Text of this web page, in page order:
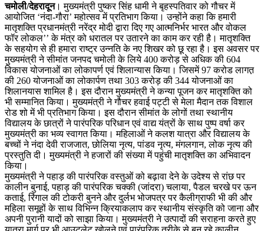
चमोली/देहरादून। मुख्यमंत्री पुष्कर सिंह धामी ने बृहस्पतिवार को गौचर में
आयोजित ‘नंदा-गौरा’ महोत्सव में प्रतिभाग किया। उन्होंने कहा कि हमारी
मातृशक्ति प्रधानमंत्री नरेंद्र मोदी द्वारा दिए गए आत्मनिर्भर भारत और वोकल
फॉर लोकल’’ के मंत्र को धरातल पर उतारने का काम कर रही है। मातृशक्ति
के सहयोग से ही हमारा राष्ट्र उन्नति के नए शिखर को छू रहा है। इस अवसर पर
मुख्यमंत्री ने सीमांत जनपद चमोली के लिये 400 करोड़ से अधिक की 604
विकास योजनाओं का लोकापर्ण एवं शिलान्यास किया। जिसमें 97 करोड लागत़
की 260 योजनाओं का लोकार्पण तथा 303 करोड़ की 344 योजनाओं का
शिलानयास शामिल है। इस दौरान मुख्यमंत्री ने कन्या पूजन कर मातृशक्ति को
भी सम्मानित किया। मुख्यमंत्री ने गौचर हवाई पट्टी से मेला मैदान तक विशाल
रोड शो में भी प्रतिभाग किया। इस दौरान सीमांत के लोगों तथा स्थानीय
विद्यालय के छात्रों ने पारंपरिक परिधान एवं वाद्य यंत्रों के साथ पुष्प वर्षा कर
मुख्यमंत्री का भव्य स्वागत किया। महिलाओं ने कलश यात्रा और विद्यालय के
बच्चों ने नंदा देवी राजजात, छोलिया नृत्य, पांडव नृत्य, मंगलगान, लोक नृत्य की
प्रस्तुति दी। मुख्यमंत्री ने हजारों की संख्या में पहुंची मातृशक्ति का अभिवादन
किया।
मुख्यमंत्री ने पहाड़ की पारंपरिक वस्तुओं को बढ़ावा देने के उदेश्य से रांछ पर
कालीन बुनाई, पहाड़ की पारंपरिक चक्की (जांदरा) चलाया, पैडल चरखे पर ऊन
कताई, रिंगाल की टोकरी बुनने और दुर्लभ भोजपत्र पर कैलीग्राफी भी की और
महिला समूहों के साथ विभिन्न क्रियाकलाप कर स्थानीय संस्कृति को जाना और
अपनी पुरानी यादों को साझा किया। मुख्यमंत्री ने उत्पादों की सराहना करते हुए